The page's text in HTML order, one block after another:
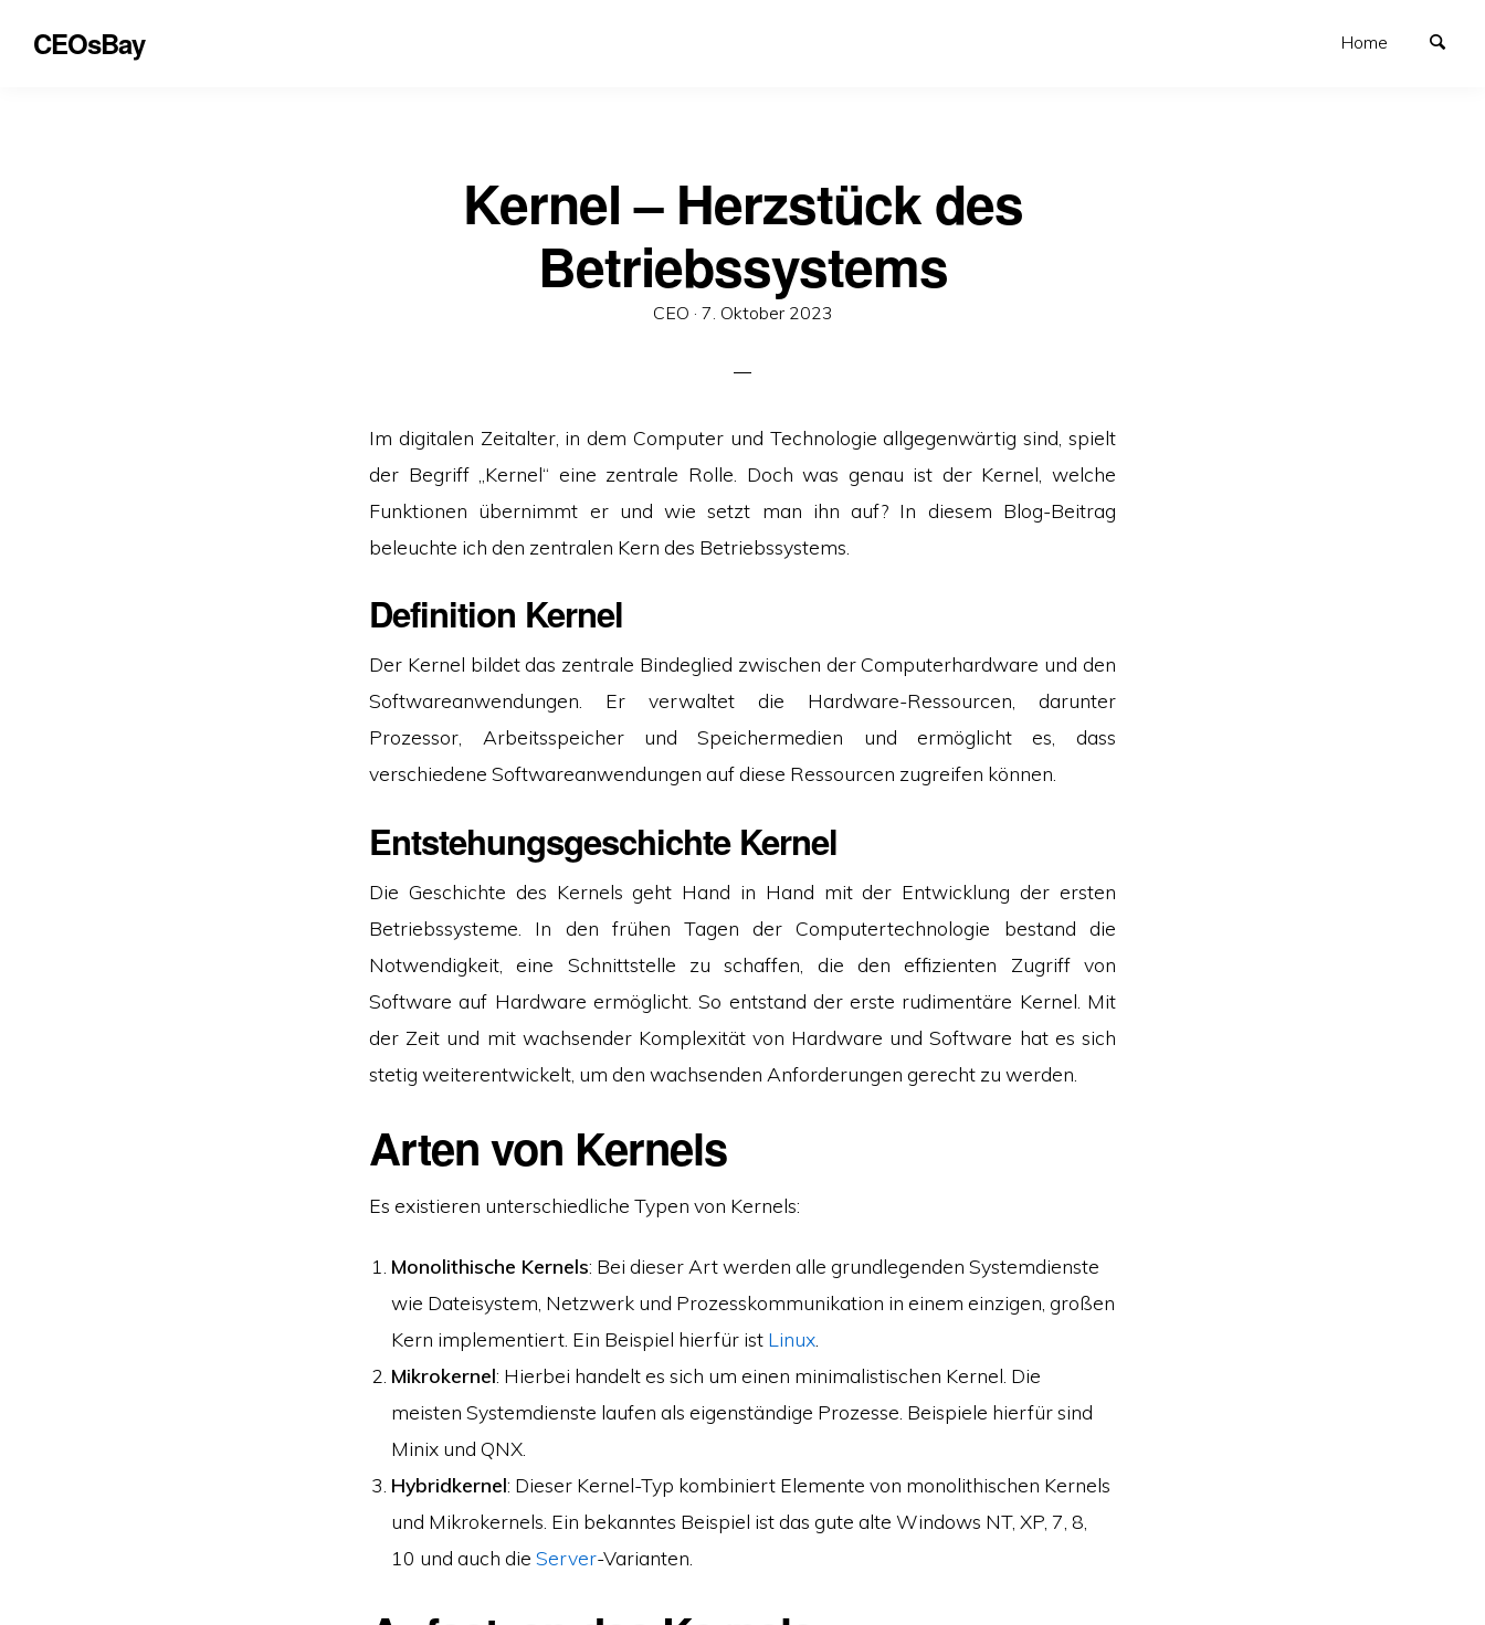
CEOsBay Home
Kernel – Herzstück des
Betriebssystems
CEO · Veröffentlicht
7. Oktober 2023
Im digitalen Zeitalter, in dem Computer und Technologie allgegenwärtig sind, spielt
der Begriff „Kernel“ eine zentrale Rolle. Doch was genau ist der Kernel, welche
Funktionen übernimmt er und wie setzt man ihn auf? In diesem Blog-Beitrag
beleuchte ich den zentralen Kern des Betriebssystems.
Definition Kernel
Der Kernel bildet das zentrale Bindeglied zwischen der Computerhardware und den
Softwareanwendungen. Er verwaltet die Hardware-Ressourcen, darunter
Prozessor, Arbeitsspeicher und Speichermedien und ermöglicht es, dass
verschiedene Softwareanwendungen auf diese Ressourcen zugreifen können.
Entstehungsgeschichte Kernel
Die Geschichte des Kernels geht Hand in Hand mit der Entwicklung der ersten
Betriebssysteme. In den frühen Tagen der Computertechnologie bestand die
Notwendigkeit, eine Schnittstelle zu schaffen, die den effizienten Zugriff von
Software auf Hardware ermöglicht. So entstand der erste rudimentäre Kernel. Mit
der Zeit und mit wachsender Komplexität von Hardware und Software hat es sich
stetig weiterentwickelt, um den wachsenden Anforderungen gerecht zu werden.
Arten von Kernels
Es existieren unterschiedliche Typen von Kernels:
Monolithische Kernels: Bei dieser Art werden alle grundlegenden Systemdienste
wie Dateisystem, Netzwerk und Prozesskommunikation in einem einzigen, großen
Kern implementiert. Ein Beispiel hierfür ist Linux
Mikrokernel: Hierbei handelt es sich um einen minimalistischen Kernel. Die
meisten Systemdienste laufen als eigenständige Prozesse. Beispiele hierfür sind
Minix und QNX.
Hybridkernel: Dieser Kernel-Typ kombiniert Elemente von monolithischen Kernels
und Mikrokernels. Ein bekanntes Beispiel ist das gute alte Windows NT, XP, 7, 8,
10 und auch dieServer-Varianten.